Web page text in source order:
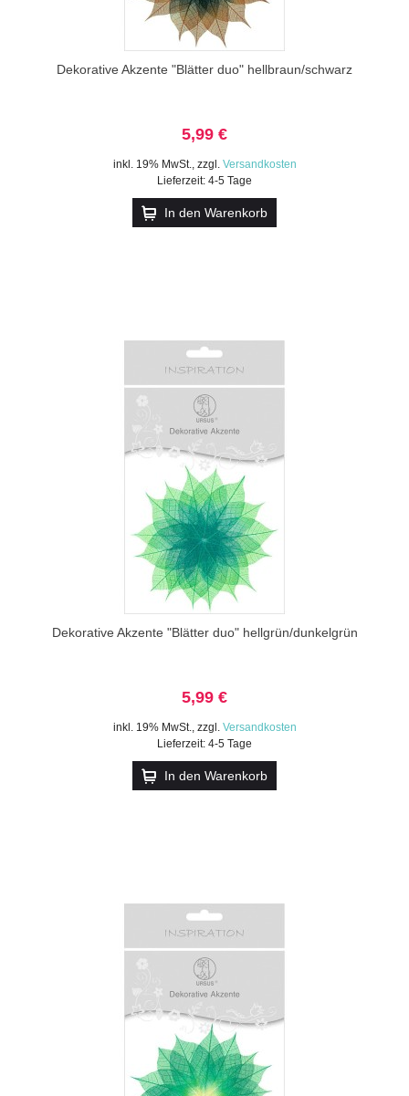
Dekorative Akzente "Blätter duo" hellbraun/schwarz
5,99 €
inkl. 19% MwSt., zzgl. Versandkosten
Lieferzeit: 4-5 Tage
In den Warenkorb
Dekorative Akzente "Blätter duo" hellgrün/dunkelgrün
5,99 €
inkl. 19% MwSt., zzgl. Versandkosten
Lieferzeit: 4-5 Tage
In den Warenkorb